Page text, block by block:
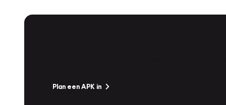
Plan een APK in